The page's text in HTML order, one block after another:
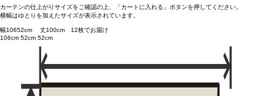
カーテンの仕上がりサイズをご確認の上、「カートに入れる」ボタンを押してください。
横幅はゆとりを加えたサイズが表示されています。
幅10652cm 丈100cm 12枚でお届け
106cm 52cm 52cm